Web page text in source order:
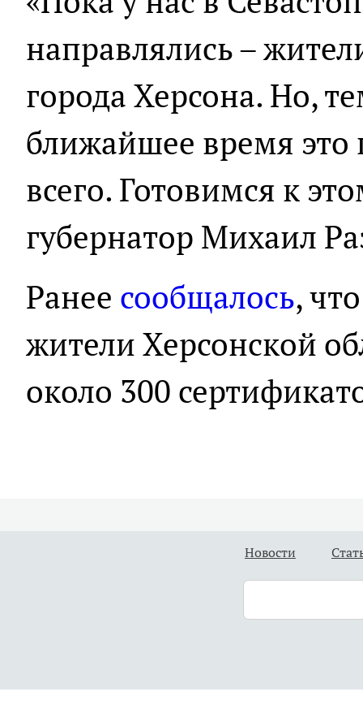
направлялись –
города Херсона. Но,
ближайшее время это
всего. Готовимся к
губернатор Михаил
Ранее сообщалось,
жители Херсонской
около 300
Новости